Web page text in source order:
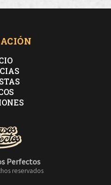
Perfectos
reservados